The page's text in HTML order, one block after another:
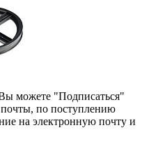
можете "Подписаться"
почты, по поступлению
на электронную почту и